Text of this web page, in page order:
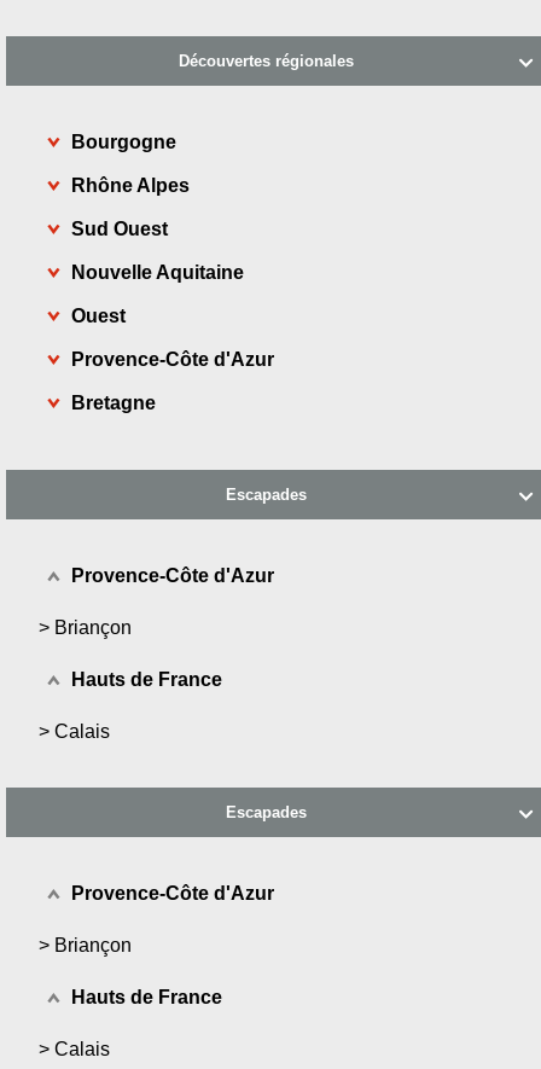

Découvertes régionales
Bourgogne
Rhône Alpes
Sud Ouest
Nouvelle Aquitaine
Ouest
Provence-Côte d'Azur
Bretagne

Escapades
Provence-Côte d'Azur
> Briançon
Hauts de France
> Calais

Escapades
Provence-Côte d'Azur
> Briançon
Hauts de France
> Calais